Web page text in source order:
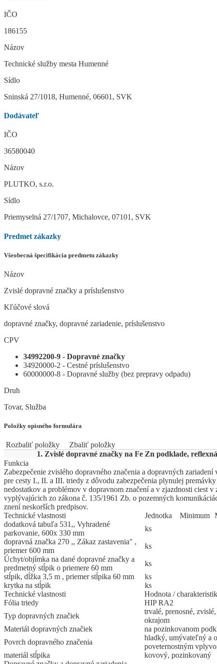
IČO
186155
Názov
Technické služby mesta Humenné
Sídlo
Sninská 27/1018, Humenné, 06601, SVK
Dodávateľ
IČO
36580040
Názov
PLUTKO, s.r.o.
Sídlo
Priemyselná 27/1707, Michalovce, 07101, SVK
Predmet zákazky
Všeobecná špecifikácia predmetu zákazky
Názov
Zvislé dopravné značky a príslušenstvo
Kľúčové slová
dopravné značky, dopravné zariadenie, príslušenstvo
CPV
34992200-9 - Dopravné značky
34920000-2 - Cestné príslušenstvo
60000000-8 - Dopravné služby (bez prepravy odpadu)
Druh
Tovar, Služba
Položky opisného formulára
Rozbaliť položky
Zbaliť položky
1. Zvislé dopravné značky na Fe Zn podklade,
Funkcia
Zabezpečenie zvislého dopravného značenia a dopravných zariadení
pre cesty I., II. a III. triedy z dôvodu zabezpečenia plynulej premávky
nedostatkov a problémov v dopravnom značení a v zjazdnosti ciest v
vyplývajúcich zo zákona č. 135/1961 Zb. o pozemných
znení neskorších predpisov.
Technické vlastnosti
Jed­not­ka Mi­ni­mum
dodatková tabuľa 531,, Vyhradené
parkovanie, 600x 330 mm
ks
dopravná značka 270 ,, Zákaz zastavenia" ,
priemer 600 mm
ks
Úchyt/objímka na dané dopravné značky a
predmetný stĺpik o priemere 60 mm
ks
stĺpik, dĺžka 3,5 m , priemer stĺpika 60 mm
ks
krytka na stĺpik
ks
Technické vlastnosti
Hodnota /
Fólia triedy
HIP RA2
Typ dopravných značiek
trvalé, prenosné,
okrajom
Materiál dopravných značiek
na pozinkovanom
Povrch dopravného značenia
hladký, umývateľný a
poveternostným
materiál stĺpika
kovový, pozinkovaný